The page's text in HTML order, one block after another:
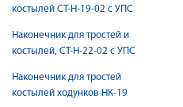
костылей СТ-Н-19-02 с УПС
Наконечник для тростей и
костылей, СТ-Н-22-02 с УПС
Наконечник для тростей
костылей ходунков НК-19